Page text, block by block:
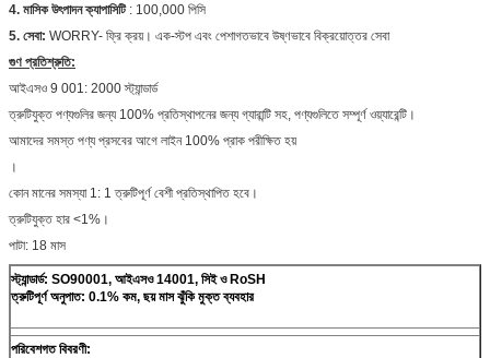
4. মাসিক উৎপাদন ক্যাপাসিটি: 100,000 পিসি
5. সেবা: WORRY- ফ্রি ক্রয়। এক-স্টপ এবং পেশাগতভাবে উষ্ণভাবে বিক্রয়োত্তর সেবা
গুণ প্রতিশ্রুতি:
আইএসও 9 001: 2000 স্ট্যান্ডার্ড
ত্রুটিযুক্ত পণ্যগুলির জন্য 100% প্রতিস্থাপনের জন্য গ্যারান্টি সহ, পণ্যগুলিতে সম্পূর্ণ ওয়্যারেন্টি।
আমাদের সমস্ত পণ্য প্রসবের আগে লাইন 100% প্রাক পরীক্ষিত হয়
।
কোন মানের সমস্যা 1: 1 ত্রুটিপূর্ণ বেশী প্রতিস্থাপিত হবে।
ত্রুটিযুক্ত হার <1%।
পাটা: 18 মাস
স্ট্যান্ডার্ড: SO90001, আইএসও 14001, সিই ও RoSH
ত্রুটিপূর্ণ অনুপাত: 0.1% কম, ছয় মাস ঝুঁকি মুক্ত ব্যবহার
পরিবেশগত বিবরণী: